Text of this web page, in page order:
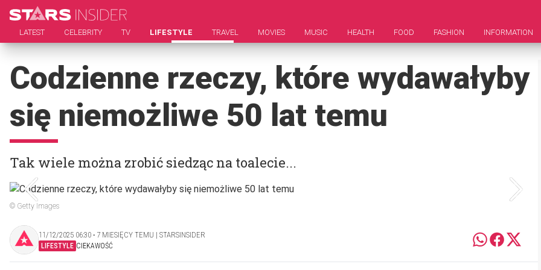
LATEST CELEBRITY TV LIFESTYLE TRAVEL MOVIES MUSIC HEALTH FOOD FASHION INFORMATION
Codzienne rzeczy, które wydawałyby
się niemożliwe 50 lat temu
Tak wiele można zrobić siedząc na toalecie...
© Getty Images
11/12/2025 06:30 ‧ 7 MIESIĘCY TEMU | STARSINSIDER
LIFESTYLE CIEKAWOŚĆ